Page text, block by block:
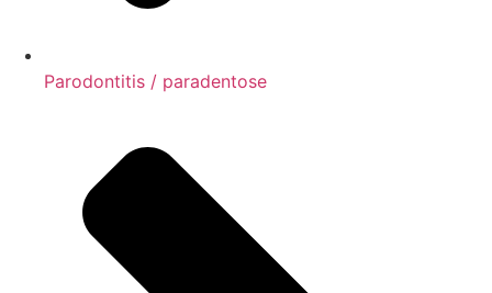
Parodontitis / paradentose